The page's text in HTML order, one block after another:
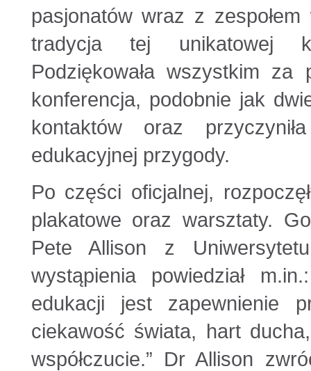
pasjonatów wraz z
tradycja tej unikatowej
Podziękowała wszystkim
konferencja, podobnie jak
kontaktów oraz
edukacyjnej przygody.
Po części oficjalnej,
plakatowe oraz warsztaty.
Pete Allison z
wystąpienia powiedział
edukacji jest zapewnienie
ciekawość świata, hart
współczucie.” Dr Allison